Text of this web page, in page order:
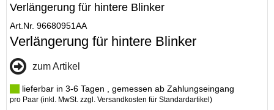
Verlängerung für hintere Blinker
Art.Nr. 96680951AA
Verlängerung für hintere Blinker
zum Artikel
lieferbar in 3-6 Tagen , gemessen ab Zahlungseingang
pro Paar (inkl. MwSt. zzgl. Versandkosten für Standardartikel)